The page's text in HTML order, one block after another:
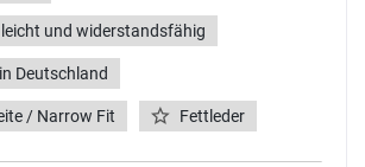
und widerstandsfähig
Deutschland
/ Narrow Fit Fettleder